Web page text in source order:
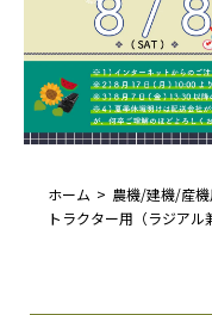
ホーム
農機/建機/産
トラクター用（ラジアル